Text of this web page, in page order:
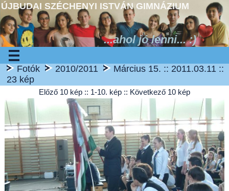
ÚJBUDAI SZÉCHENYI ISTVÁN GIMNÁZIUM
...ahol jó lenni... :)
Fotók 2010/2011
Március 15. :: 2011.03.11 ::
23 kép
Előző 10 kép:: 1-10. kép :: Következő 10 kép